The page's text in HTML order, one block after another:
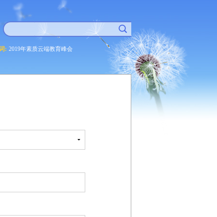
: 2019年素质云端教育峰会